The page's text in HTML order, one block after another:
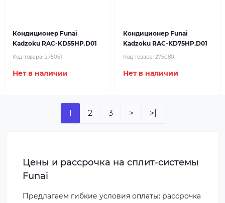
Кондиционер Funai
Kadzoku RAC-KD55HP.D01
Код товара: 275051
Нет в наличии
Кондиционер Funai
Kadzoku RAC-KD75HP.D01
Код товара: 275080
Нет в наличии
1 2 3 > >|
Цены и рассрочка на сплит-системы
Funai
Предлагаем гибкие условия оплаты: рассрочка